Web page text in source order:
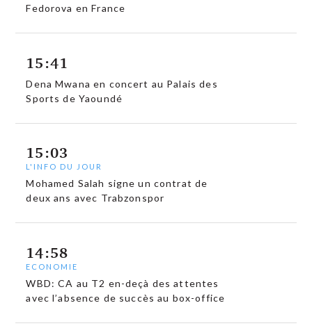
Fedorova en France
15:41
Dena Mwana en concert au Palais des
Sports de Yaoundé
15:03
L'INFO DU JOUR
Mohamed Salah signe un contrat de
deux ans avec Trabzonspor
14:58
ECONOMIE
WBD: CA au T2 en-deçà des attentes
avec l’absence de succès au box-office